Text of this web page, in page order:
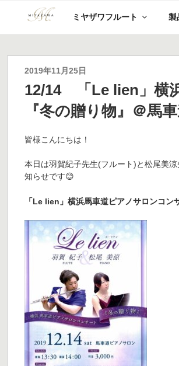
ミヤザワフルート 製
投
稿
日:
2019年11月25日
12/14 「Le lien」横
『冬の贈り物』＠馬
皆様こんにちは！
本日は羽賀紀子先生(フルート)と松尾美
知らせです😊
「Le lien」横浜馬車道ピアノサロンコン